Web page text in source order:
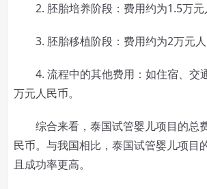
2. 胚胎培养阶段：费用约为1.5万元
3. 胚胎移植阶段：费用约为2万元人
4. 流程中的其他费用：如住宿、交
万元人民币。
综合来看，泰国试管婴儿项目的总
民币。与我国相比，泰国试管婴儿项目
且成功率更高。